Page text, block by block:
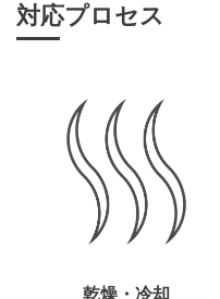
対応プロセス
乾燥・冷却